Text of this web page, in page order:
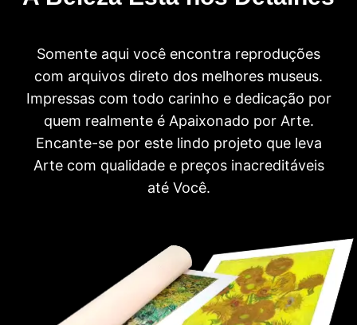
Somente aqui você encontra reproduções
com arquivos direto dos melhores museus.
Impressas com todo carinho e dedicação por
quem realmente é Apaixonado por Arte.
Encante-se por este lindo projeto que leva
Arte com qualidade e preços inacreditáveis
até Você.